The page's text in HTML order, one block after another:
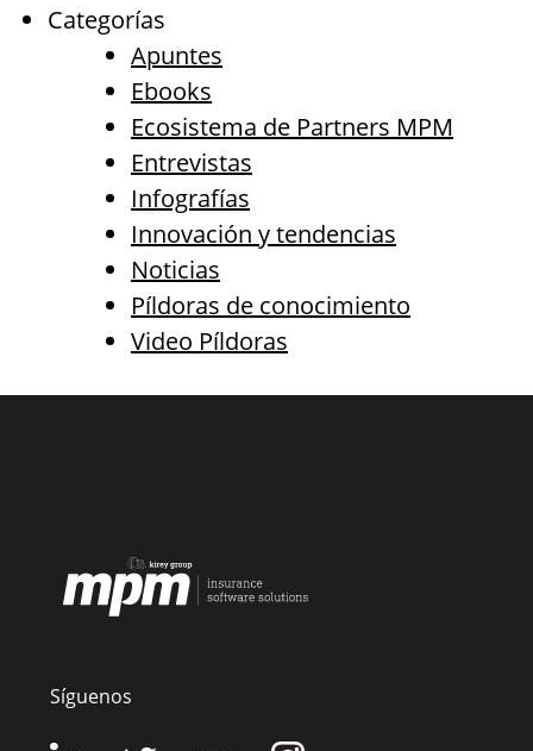
Categorías
Apuntes
Ebooks
Ecosistema de Partners MPM
Entrevistas
Infografías
Innovación y tendencias
Noticias
Píldoras de conocimiento
Video Píldoras
Síguenos